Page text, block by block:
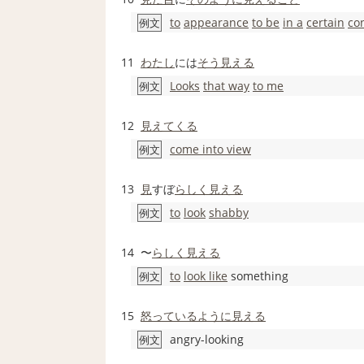
例文 to appearance to be in a certain
11 わたしにはそう見える
例文 Looks that way to me
12 見えてくる
例文 come into view
13 見すぼらしく 見える
例文 to look shabby
14 〜らしく 見える
例文 to look like something
15 怒っている ように見える
例文 angry-looking